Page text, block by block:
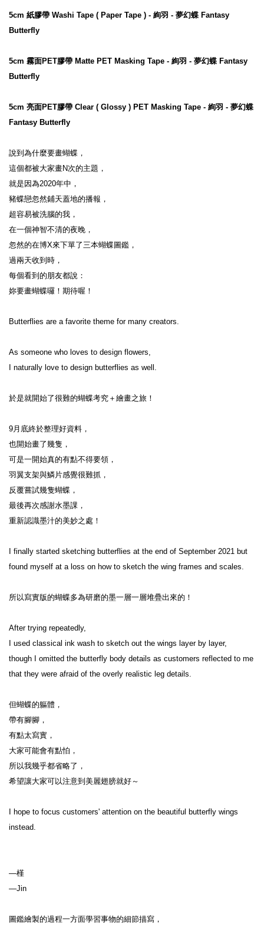
5cm 紙膠帶 Washi Tape ( Paper Tape ) - 絢羽 - 夢幻蝶 Fantasy
Butterfly
5cm 霧面PET膠帶 Matte PET Masking Tape - 絢羽 - 夢幻蝶 Fantasy
Butterfly
5cm 亮面PET膠帶 Clear ( Glossy ) PET Masking Tape - 絢羽 - 夢幻蝶
Fantasy Butterfly
說到為什麼要畫蝴蝶，
這個都被大家畫N次的主題，
就是因為2020年中，
豬蝶戀忽然鋪天蓋地的播報，
超容易被洗腦的我，
在一個神智不清的夜晚，
忽然的在博X來下單了三本蝴蝶圖鑑，
過兩天收到時，
每個看到的朋友都說：
妳要畫蝴蝶囉！期待喔！
Butterflies are a favorite theme for many creators.
As someone who loves to design flowers,
I naturally love to design butterflies as well.
於是就開始了很難的蝴蝶考究＋繪畫之旅！
9月底終於整理好資料，
也開始畫了幾隻，
可是一開始真的有點不得要領，
羽翼支架與鱗片感覺很難抓，
反覆嘗試幾隻蝴蝶，
最後再次感謝水墨課，
重新認識墨汁的美妙之處！
I finally started sketching butterflies at the end of September 2021 but
found myself at a loss on how to sketch the wing frames and scales.
所以寫實版的蝴蝶多為研磨的墨一層一層堆疊出來的！
After trying repeatedly,
I used classical ink wash to sketch out the wings layer by layer,
though I omitted the butterfly body details as customers reflected to me
that they were afraid of the overly realistic leg details.
但蝴蝶的軀體，
帶有腳腳，
有點太寫實，
大家可能會有點怕，
所以我幾乎都省略了，
希望讓大家可以注意到美麗翅膀就好～
I hope to focus customers' attention on the beautiful butterfly wings
instead.
—槿
—Jin
圖鑑繪製的過程一方面學習事物的細節描寫，